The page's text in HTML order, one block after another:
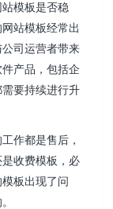
模板是否稳
站模板经常出
司运营者带来
产品，包括企
要持续进行升
作都是售后，
收费模板，必
板出现了问